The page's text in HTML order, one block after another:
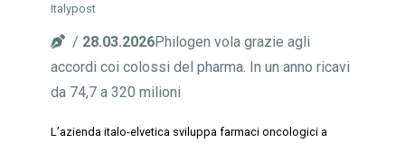
Italypost
28.03.2026Philogen vola grazie agli
accordi coi colossi del pharma. In un anno ricavi
da 74,7 a 320 milioni
L’azienda italo-elvetica sviluppa farmaci oncologici a